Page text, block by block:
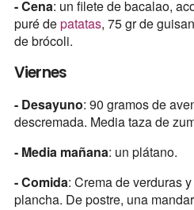
- Cena: un filete de bacalao,
puré depatatas, 75 gr de
de brócoli.
Viernes
- Desayuno: 90 gramos de
descremada. Media taza de
- Media mañana: un plátano.
- Comida: Crema de verduras
plancha. De postre, una